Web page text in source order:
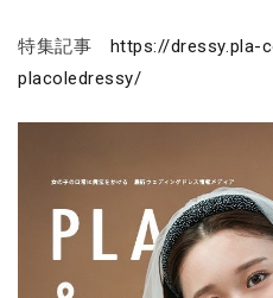
特集記事
https://dressy.pla-
placoledressy/